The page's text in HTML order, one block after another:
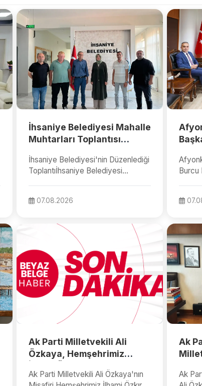
İhsaniye Belediyesi Mahalle
Muhtarları Toplantısı
İhsaniye Belediyesi'nin Düzenlediği
Toplantıİhsaniye Belediyesi
07.08.2026
Ak Parti Milletvekili Ali
Özkaya, Hemşehrimiz
Ağırladı
Ak Parti Milletvekili Ali Özkaya'nın
Ak
Ak